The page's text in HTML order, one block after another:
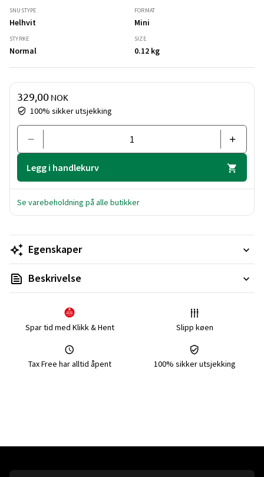
SNUSTYPE
Helhvit
FORMAT
Mini
STYRKE
Normal
SIZE
0.12 kg
Pris og mengde
100% sikker utsjekking
329,00 NOK
Legg i handlekurv
Se varebeholdning på alle butikker
Egenskaper
Beskrivelse
Spar tid med Klikk & Hent Slipp køen
Tax Free har alltid åpent 100% sikker utsjekking